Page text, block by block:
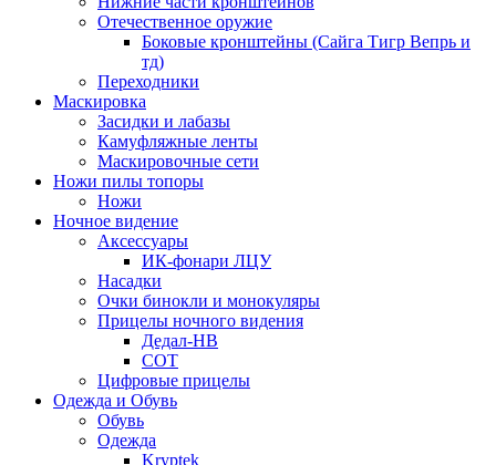
Отечественное оружие
Боковые кронштейны (Сайга Тигр Вепрь и
тд)
Переходники
Маскировка
Засидки и лабазы
Камуфляжные ленты
Маскировочные сети
Ножи пилы топоры
Ножи
Ночное видение
Аксессуары
ИК-фонари ЛЦУ
Насадки
Очки бинокли и монокуляры
Прицелы ночного видения
Дедал-НВ
СОТ
Цифровые прицелы
Одежда и Обувь
Обувь
Одежда
Kryptek